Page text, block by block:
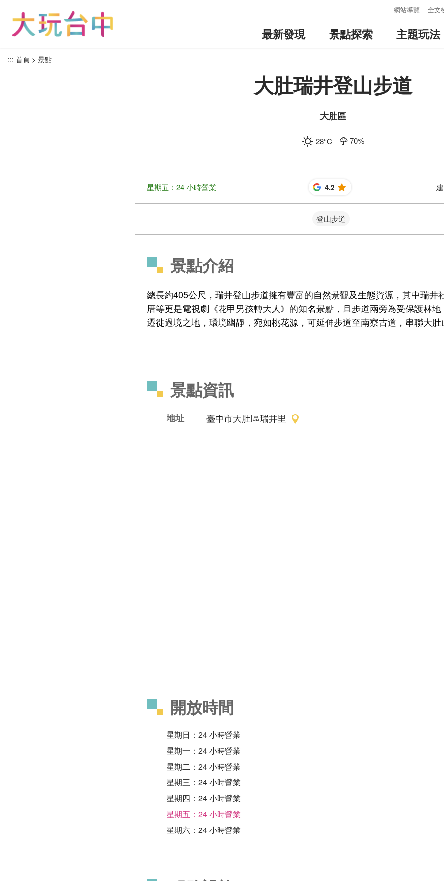
網站導覽 全文
最新發現 景點探索 主題玩法
::: 首頁 景點
大肚瑞井登山步道
大肚區
28°C 70%
星期五：24 小時營業 4.2 星
登山步道
景點介紹
總長約405公尺，瑞井登山步道擁有豐富的自然景觀及生態資源，其中瑞井
厝等更是電視劇《花甲男孩轉大人》的知名景點，且步道兩旁為受保護林
遷徙過境之地，環境幽靜，宛如桃花源，可延伸步道至南寮古道，串聯大肚
景點資訊
地址 臺中市大肚區瑞井里
開放時間
星期日：24 小時營業
星期一：24 小時營業
星期二：24 小時營業
星期三：24 小時營業
星期四：24 小時營業
星期五：24 小時營業
星期六：24 小時營業